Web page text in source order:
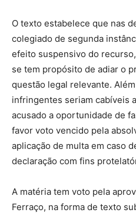
O texto estabelece que nas
colegiado de segunda
efeito suspensivo do
se tem propósito de adiar o
questão legal relevante.
infringentes seriam cabíveis
acusado a oportunidade de
favor voto vencido pela
aplicação de multa em caso
declaração com fins
A matéria tem voto pela
Ferraço, na forma de texto